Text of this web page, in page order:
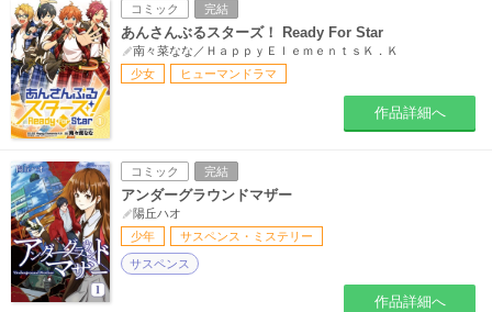
コミック 完結
あんさんぶるスターズ！ Ready For Star
南々菜なな／ＨａｐｐｙＥｌｅｍｅｎｔｓＫ．Ｋ
少女
ヒューマンドラマ
作品詳細へ
コミック 完結
アンダーグラウンドマザー
陽丘ハオ
少年
サスペンス・ミステリー
サスペンス
作品詳細へ